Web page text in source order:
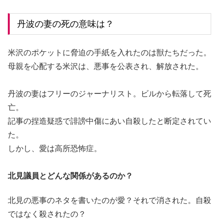
丹波の妻の死の意味は？
米沢のポケットに脅迫の手紙を入れたのは獣たちだった。
母親を心配する米沢は、悪事を公表され、解放された。
丹波の妻はフリーのジャーナリスト。ビルから転落して死
亡。
記事の捏造疑惑で誹謗中傷にあい自殺したと断定されてい
た。
しかし、愛は高所恐怖症。
北見議員とどんな関係があるのか？
北見の悪事のネタを書いたのが愛？それで消された。自殺
ではなく殺されたの？